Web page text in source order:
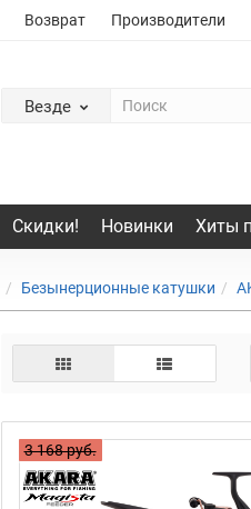
Возврат Производители
Везде
Скидки! Новинки Хиты
Безынерционные катушки
3 168 руб.